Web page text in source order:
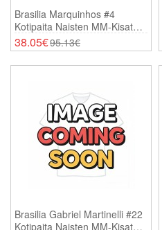
Brasilia Marquinhos #4
Kotipaita Naisten MM-Kisat
2026 Lyhythihainen
38.05€95.13€
Brasilia Gabriel Martinelli #22
Kotipaita Naisten MM-Kisat